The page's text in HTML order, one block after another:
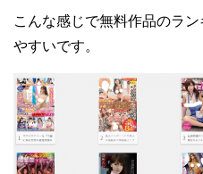
こんな感じで無料作品のラ
やすいです。